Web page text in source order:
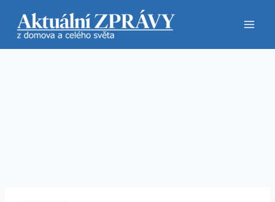
obsah